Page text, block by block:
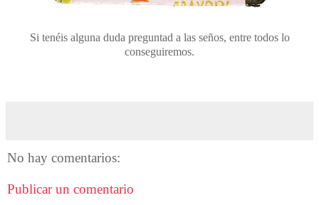
Si tenéis alguna duda preguntad a las seños, entre todos lo
conseguiremos.
No hay comentarios:
Publicar un comentario